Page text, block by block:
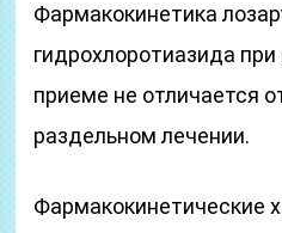
Фармакокинетика
гидрохлоротиазида
приеме не отличается
раздельном лечении.
Фармакокинетические